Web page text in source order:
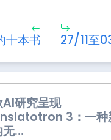
十本书 27/11至
AI研究呈现
3：一种
...